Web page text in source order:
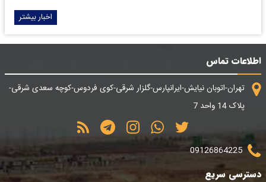
اخبار بیشتر
اطلاعات تماس
تهران-اتوبان نیایش-ایرانپارس-گلزار شرقی-کوی فردوس-کوچه سعدی شرقی-
پلاک 14 واحد 7
09126864225
دسترسی سریع